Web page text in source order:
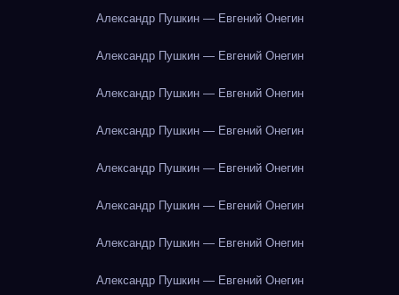
Александр Пушкин — Евгений Онегин
Александр Пушкин — Евгений Онегин
Александр Пушкин — Евгений Онегин
Александр Пушкин — Евгений Онегин
Александр Пушкин — Евгений Онегин
Александр Пушкин — Евгений Онегин
Александр Пушкин — Евгений Онегин
Александр Пушкин — Евгений Онегин